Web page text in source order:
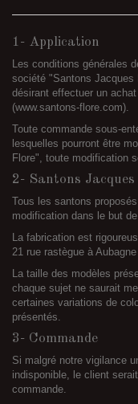
1- Application
Les conditions générales
société "Santons Jacques
désirant effectuer un
(www.santons-flore.com).
Toute commande sous-
lesquelles pourront être
Flore", toute modification
2- Santons
Tous les santons
modification dans le but
La fabrication est
21 rue rastègue à
La taille des modèles
chaque sujet ne saurait
certaines variations de
présentés.
3- Commande
Si malgré notre vigilance
indisponible, le client
commande.